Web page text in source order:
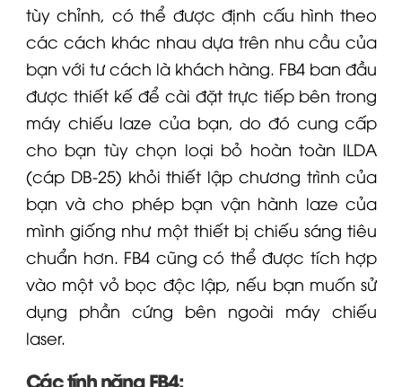
tùy chỉnh, có thể được định cấu hình theo
các cách khác nhau dựa trên nhu cầu của
bạn với tư cách là khách hàng. FB4 ban đầu
được thiết kế để cài đặt trực tiếp bên trong
máy chiếu laze của bạn, do đó cung cấp
cho bạn tùy chọn loại bỏ hoàn toàn ILDA
(cáp DB-25) khỏi thiết lập chương trình của
bạn và cho phép bạn vận hành laze của
mình giống như một thiết bị chiếu sáng tiêu
chuẩn hơn. FB4 cũng có thể được tích hợp
vào một vỏ bọc độc lập, nếu bạn muốn sử
dụng phần cứng bên ngoài máy chiếu
laser.
Các tính năng FB4: